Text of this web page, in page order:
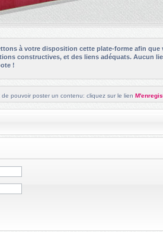
à votre disposition cette plate-forme afin
constructives, et des liens adéquats. Aucun
!
pouvoir poster un contenu: cliquez sur le lien